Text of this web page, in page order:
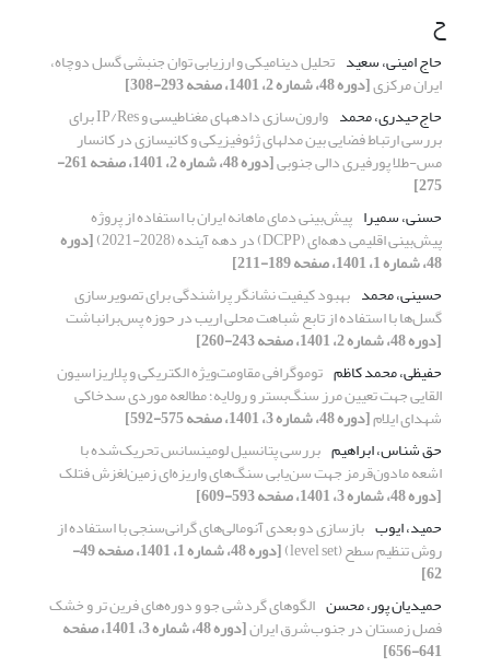
ح
حاج امینی، سعید تحلیل دینامیکی و ارزیابی توان جنبشی گسل دوچاه،
ایران مرکزی[دوره 48، شماره 2، 1401، صفحه 293-308]
حاج‌حیدری، محمد
وارون‌‌سازی داده‎های مغناطیسی و IP/Res برای
بررسی ارتباط فضایی بین مدل‎های ژئوفیزیکی و کانی‎سازی در کانسار
مس-طلا پورفیری دالی جنوبی [دوره 48، شماره 2، 1401، صفحه 261-
275]
حسنی، سمیرا پیش‌بینی دمای ماهانه ایران با استفاده از پروژه
پیش‌بینی اقلیمی دهه‌ای (DCPP) در دهه‌ آینده (2028-2021) [دوره
48، شماره 1، 1401، صفحه 189-211]
حسینی، محمد بهبود کیفیت نشانگر پراشندگی برای تصویرسازی
گسل‌ها با استفاده از تابع شباهت محلی اریب در حوزه پس‌برانباشت
[دوره 48، شماره 2، 1401، صفحه 243-260]
حفیظی، محمد کاظم توموگرافی مقاومت‌ویژه الکتریکی و پلاریزاسیون
القایی جهت تعیین مرز سنگ‌بستر و رولایه؛ مطالعه موردی سدخاکی
شهدای ایلام[دوره 48، شماره 3، 1401، صفحه 575-592]
حق شناس، ابراهیم بررسی پتانسیل لومینسانس تحریک‌شده با
اشعه مادون‌قرمز جهت سن‌یابی سنگ‌های واریزه‌ای زمین‌لغزش فتلک
[دوره 48، شماره 3، 1401، صفحه 593-609]
حمید، ایوب بازسازی دو بعدی آنومالی‌‌های گرانی‌‌سنجی با استفاده از
روش تنظیم سطح (level set) [دوره 48، شماره 1، 1401، صفحه 49-
62]
حمیدیان پور، محسن الگوهای گردشی جو و دوره‌های فرین تر و خشک
فصل زمستان در جنوب‌شرق ایران [دوره 48، شماره 3، 1401، صفحه
641-656]